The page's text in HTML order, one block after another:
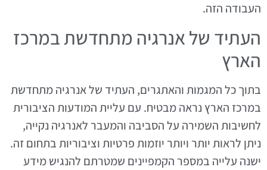
העבודה הזה.
העתיד של אנרגיה מתחדשת במרכז
הארץ
בתוך כל המגמות והאתגרים, העתיד של אנרגיה מתחדשת
במרכז הארץ נראה מבטיח. עם עליית המודעות הציבורית
לחשיבות השמירה על הסביבה והמעבר לאנרגיה נקייה,
ניתן לראות יותר ויותר יוזמות פרטיות וציבוריות בתחום זה.
ישנה עלייה במספר הקמפיינים שמטרתם להנגיש מידע